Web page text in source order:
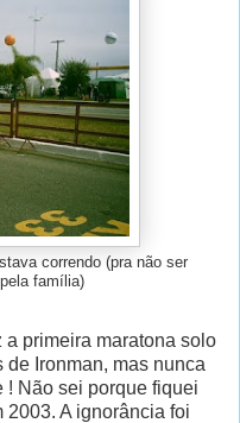
correndo (pra não ser
família)
primeira maratona solo
de Ironman, mas nunca
! Não sei porque fiquei
2003. A ignorância foi